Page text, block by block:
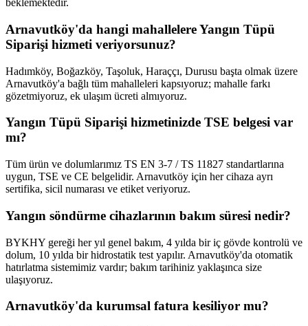
beklemektedir.
Arnavutköy'da hangi mahallelere Yangın Tüpü
Siparişi hizmeti veriyorsunuz?
Hadımköy, Boğazköy, Taşoluk, Haraççı, Durusu başta olmak üzere
Arnavutköy'a bağlı tüm mahalleleri kapsıyoruz; mahalle farkı
gözetmiyoruz, ek ulaşım ücreti almıyoruz.
Yangın Tüpü Siparişi hizmetinizde TSE belgesi var
mı?
Tüm ürün ve dolumlarımız TS EN 3-7 / TS 11827 standartlarına
uygun, TSE ve CE belgelidir. Arnavutköy için her cihaza ayrı
sertifika, sicil numarası ve etiket veriyoruz.
Yangın söndürme cihazlarının bakım süresi nedir?
BYKHY gereği her yıl genel bakım, 4 yılda bir iç gövde kontrolü ve
dolum, 10 yılda bir hidrostatik test yapılır. Arnavutköy'da otomatik
hatırlatma sistemimiz vardır; bakım tarihiniz yaklaşınca size
ulaşıyoruz.
Arnavutköy'da kurumsal fatura kesiliyor mu?